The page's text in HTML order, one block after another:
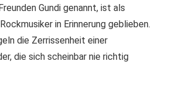
Gundi genannt, ist als
in Erinnerung geblieben.
die Zerrissenheit einer
die sich scheinbar nie richtig